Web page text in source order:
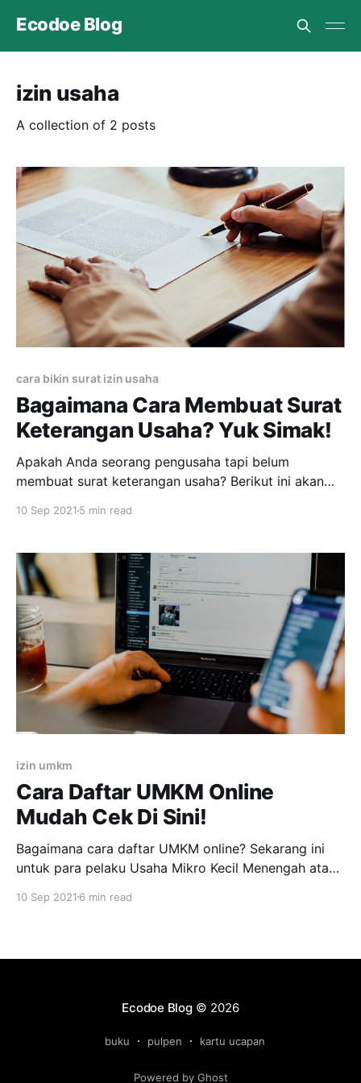
Ecodoe Blog
izin usaha
A collection of 2 posts
cara bikin surat izin usaha
Bagaimana Cara Membuat Surat
Keterangan Usaha? Yuk Simak!
Apakah Anda seorang pengusaha tapi belum
membuat surat keterangan usaha? Berikut ini akan
surat keterangan usaha dengan mudah dan cepat.
merupakan tanda ataupun bukti legalitas atas
berjalannya suatu usaha terutama untuk skala ultra
mikro, mikro, dan kecil.
10 Sep 2021 5 min read
izin umkm
Cara Daftar UMKM Online
Mudah Cek Di Sini!
Bagaimana cara daftar UMKM online? Sekarang ini
untuk para pelaku Usaha Mikro Kecil Menengah atau
online. Saat ini pemerintah telah memiliki layanan
mendaftarkan usahanya secara online. OSS ini
10 Sep 2021 6 min read
Ecodoe Blog© 2026
buku pulpen kartu ucapan
Powered by Ghost